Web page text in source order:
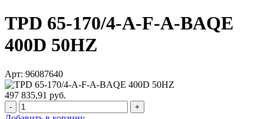
TPD 65-170/4-A-F-A-BAQE
400D 50HZ
Арт: 96087640
497 835,91 руб.
- +